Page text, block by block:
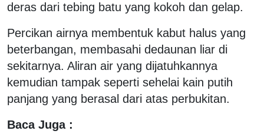
deras dari tebing batu yang kokoh dan gelap.
Percikan airnya membentuk kabut halus yang
beterbangan, membasahi dedaunan liar di
sekitarnya. Aliran air yang dijatuhkannya
kemudian tampak seperti sehelai kain putih
panjang yang berasal dari atas perbukitan.
Baca Juga :